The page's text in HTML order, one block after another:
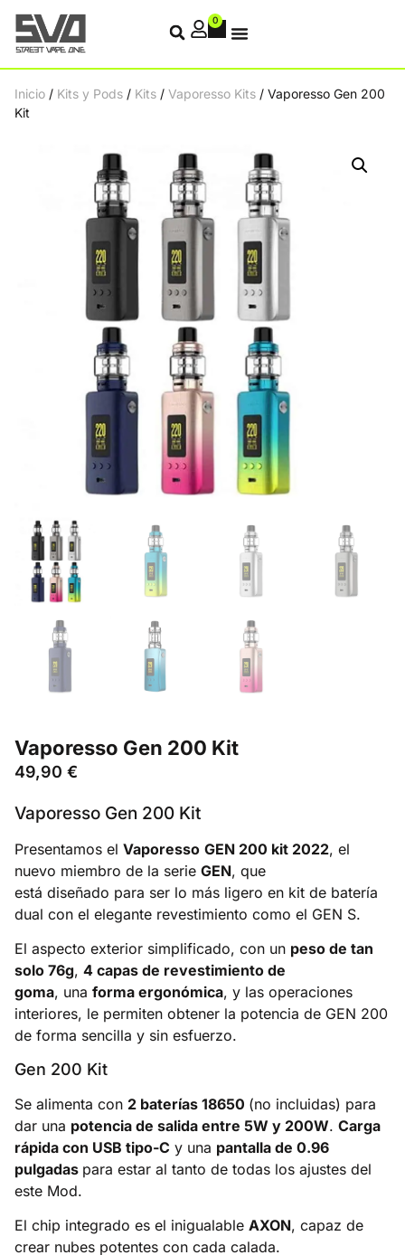
0
Inicio / Kits y Pods / Kits / Vaporesso Kits / Vaporesso Gen 200
Kit
Vaporesso Gen 200 Kit
49,90 €
Vaporesso Gen 200 Kit
Presentamos el Vaporesso GEN 200 kit 2022, el
nuevo miembro de la serie GEN, que
está diseñado para ser lo más ligero en kit de batería
dual con el elegante revestimiento como el GEN S.
El aspecto exterior simplificado, con un peso de tan
solo 76g, 4 capas de revestimiento de
goma, una forma ergonómica, y las operaciones
interiores, le permiten obtener la potencia de GEN 200
de forma sencilla y sin esfuerzo.
Gen 200 Kit
Se alimenta con 2 baterías 18650 (no incluidas) para
dar una potencia de salida entre 5W y 200W. Carga
rápida con USB tipo-C y una pantalla de 0.96
pulgadas para estar al tanto de todas los ajustes del
este Mod.
El chip integrado es el inigualable AXON, capaz de
crear nubes potentes con cada calada.